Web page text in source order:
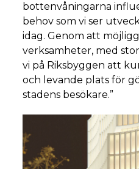
bottenvåningarna
behov som vi ser
idag. Genom att
verksamheter, med
vi på Riksbyggen att
och levande plats för
stadens besökare.”